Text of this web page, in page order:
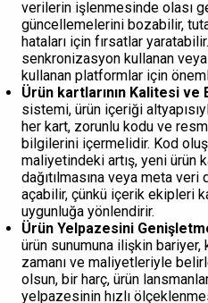
verilerin işlenmesinde olası
güncellemelerini bozabilir,
hataları için fırsatlar
senkronizasyon kullanan
kullanan platformlar için
Ürün kartlarının Kalitesi ve
sistemi, ürün içeriği
her kart, zorunlu kodu ve
bilgilerini içermelidir. Kod
maliyetindeki artış, yeni ürün
dağıtılmasına veya meta
açabilir, çünkü içerik ekipleri
uygunluğa yönlendirir.
Ürün Yelpazesini
ürün sunumuna ilişkin
zamanı ve maliyetleriyle
olsun, bir harç, ürün
yelpazesinin hızlı